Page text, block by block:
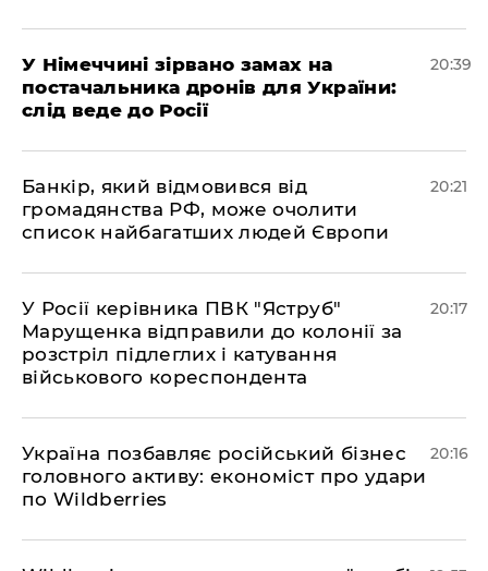
​У Німеччині зірвано замах на
постачальника дронів для України:
слід веде до Росії
20:39
​Банкір, який відмовився від
громадянства РФ, може очолити
список найбагатших людей Європи
20:21
​У Росії керівника ПВК "Яструб"
Марущенка відправили до колонії за
розстріл підлеглих і катування
військового кореспондента
20:17
​Україна позбавляє російський бізнес
головного активу: економіст про удари
по Wildberries
20:16